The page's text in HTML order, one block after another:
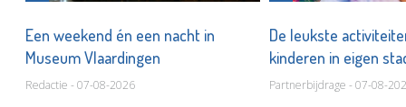
Een weekend én een nacht in
Museum Vlaardingen
Redactie - 07-08-2026
De leukste
kinderen in eigen
Partnerbijdrage - 07-08-